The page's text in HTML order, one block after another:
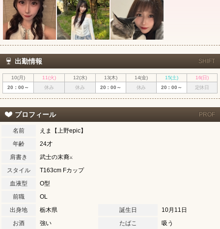
出勤情報 SHIFT
10(月) 11(火) 12(水) 13(木) 14(金) 15(土)
16(日)
20：00～
休み 休み 20：00～ 休み 20：00～ 定休日
プロフィール PROF
名前
えま【上野epic】
年齢
24才
肩書き
武士の末裔⚔️
スタイル
T163cm Fカップ
血液型
O型
前職
OL
出身地
栃木県 誕生日
10月11日
お酒
強い たばこ
吸う